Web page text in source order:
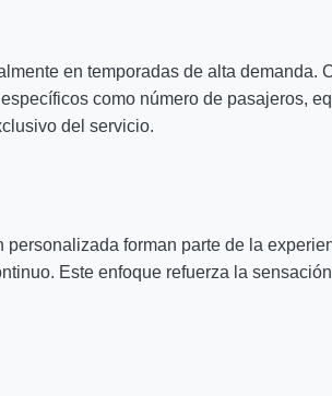
en temporadas de alta demanda.
como número de pasajeros,
del servicio.
forman parte de la
Este enfoque refuerza la